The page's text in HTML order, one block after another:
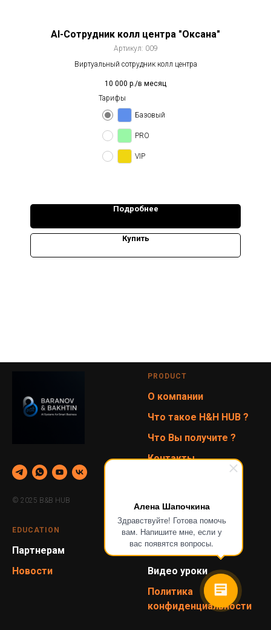
Алена Шапочкина
Здравствуйте! Готова помочь
вам. Напишите мне, если у
вас появятся вопросы.
AI-Сотрудник колл центра "Оксана"
Артикул: 009
Виртуальный сотрудник колл центра
10 000 р./в месяц
Тарифы
Базовый
PRO
VIP
Подробнее
Купить
© 2025 B&B HUB
PRODUCT
О компании
Что такое H&H HUB ?
Что Вы получите ?
Контакты
EDUCATION
Партнерам
Новости
ПОМОЩЬ
Вопросы и ответы
Видео уроки
Политика
конфиденциальности